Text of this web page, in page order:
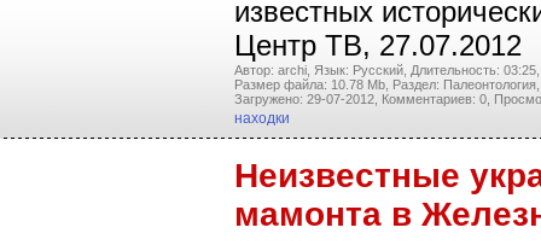
известных
Центр ТВ, 27.07.2012
Автор: archi, Язык: Русский, Длительность: 03:25,
Размер файла: 10.78 Mb, Раздел: Палеонтология,
Загружено: 29-07-2012, Комментариев: 0,
находки
Неизвестные
мамонта в